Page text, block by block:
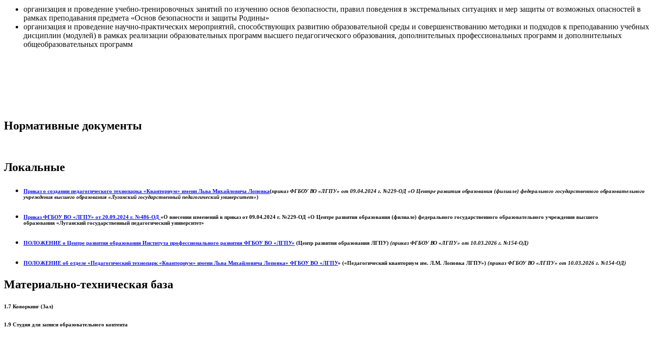
организация и проведение учебно-тренировочных занятий по изучению основ безопасности, правил поведения в экстремальных ситуациях и мер защиты от возможных опасностей в
рамках преподавания предмета «Основ безопасности и защиты Родины»
организация и проведение научно-практических мероприятий, способствующих развитию образовательной среды и совершенствованию методики и подходов к преподаванию учебных
дисциплин (модулей) в рамках реализации образовательных программ высшего педагогического образования, дополнительных профессиональных программ и дополнительных
общеобразовательных программ
Нормативные документы
Локальные
Приказ о создании педагогического технопарка «Кванториум» имени Льва Михайловича Лоповка(приказ ФГБОУ ВО «ЛГПУ» от 09.04.2024 г. №229-ОД «О Центре развития образования (филиале) федерального государственного образовательного
учреждения высшего образования «Луганский государственный педагогический университет»)
Приказ ФГБОУ ВО «ЛГПУ» от 20.09.2024 г. №486-ОД «О внесении изменений в приказ от 09.04.2024 г. №229-ОД «О Центре развития образования (филиале) федерального государственного образовательного учреждения высшего
образования «Луганский государственный педагогический университет»
ПОЛОЖЕНИЕ о Центре развития образования Института профессионального развития ФГБОУ ВО «ЛГПУ» (Центр развития образования ЛГПУ) (приказ ФГБОУ ВО «ЛГПУ» от 10.03.2026 г. №154-ОД)
ПОЛОЖЕНИЕ об отделе «Педагогический технопарк «Кванториум» имени Льва Михайловича Лоповка» ФГБОУ ВО «ЛГПУ» («Педагогический кванториум им. Л.М. Лоповка ЛГПУ») (приказ ФГБОУ ВО «ЛГПУ» от 10.03.2026 г. №154-ОД)
Материально-техническая база
1.7 Коворкинг (Зал)
1.9 Студия для записи образовательного контента